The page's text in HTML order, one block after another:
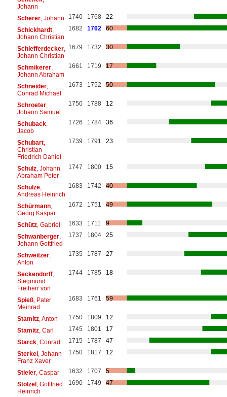
Johann
Scherer, Johann 1740 1768
22
Schickhardt,
Johann Christian
1682 1762 60
Schiefferdecker,
Johann Christian
1679 1732 30
Schmikerer,
Johann Abraham
1661 1719 17
Schneider,
Conrad Michael
1673 1752 50
Schroeter,
Johann Samuel
1750 1788 12
Schuback,
Jacob
1726 1784 36
Schubart,
Christian
Friedrich Daniel
1739 1791 23
Schulz, Johann
Abraham Peter
1747 1800 15
Schulze,
Andreas Heinrich
1683 1742 40
Schürmann,
Georg Kaspar
1672 1751 49
Schütz, Gabriel 1633 1711
9
Schwanberger,
Johann Gottfried
1737 1804 25
Schweitzer,
Anton
1735 1787 27
Seckendorff,
Siegmund
Freiherr von
1744 1785 18
Spieß, Pater
Meinrad
1683 1761 59
Stamitz, Anton 1750 1809
12
Stamitz, Carl 1745 1801
17
Starck, Conrad 1715 1787
47
Sterkel, Johann
Franz Xaver
1750 1817 12
Stieler, Caspar 1632 1707
5
Stölzel, Gottfried
Heinrich
1690 1749 47